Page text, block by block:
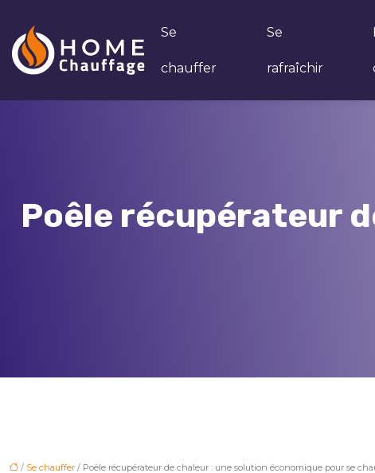
Se
chauffer
Se
rafraîchir
Poêle récupérateur
/ Se chauffer / Poêle récupérateur de chaleur : une solution économique pour se